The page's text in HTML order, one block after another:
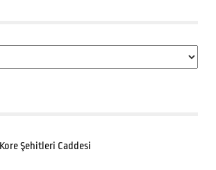
Şehitleri Caddesi